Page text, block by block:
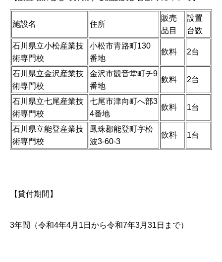
施設名 住所
販売
品目
設置
台数
石川県立小松産業技
術専門校
小松市青路町130
番地
飲料 2台
石川県立金沢産業技
術専門校
金沢市観音堂町チ9
番地
飲料 2台
石川県立七尾産業技
術専門校
七尾市津向町へ部3
4番地
飲料 1台
石川県立能登産業技
術専門校
鳳珠郡能登町字松
波3-60-3
飲料 1台
【貸付期間】
3年間（令和4年4月1日から令和7年3月31日まで）